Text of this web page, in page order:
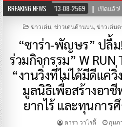
BREAKING NEWS
ย์แผนจีนและแพทย์แผนไทย พร้อมให้บริก
POSTED
ข่าวเด่น, ข่าวเด่นด้านบน, ข่าวเด่นต
“ซาร่า-พัญษร” ปลื้ม
ร่วมกิจกรรม” W RUN
“งานวิ่งที่ไม่ได้มีดีแค่
มูลนิธิเพื่อสร้างอาชี
ยากไร้ และทุนการ
ดารา วาไรตี้ กุมภ